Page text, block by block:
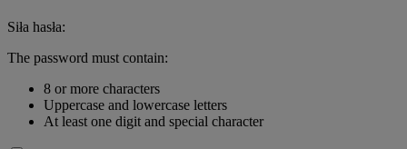
Siła hasła:
The password must contain:
8 or more characters
Uppercase and lowercase letters
At least one digit and special character